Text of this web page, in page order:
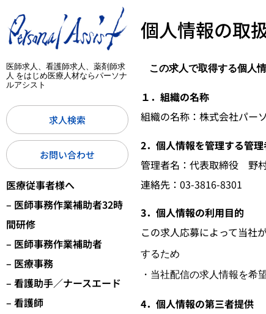
医師求人、看護師求人、薬剤師求
人 をはじめ医療人材ならパーソナ
ルアシスト
求人検索
お問い合わせ
医療従事者様へ
– 医師事務作業補助者32時
間研修
– 医師事務作業補助者
– 医療事務
– 看護助手／ナースエード
– 看護師
個人情報の取
この求人で取得する個人
１．組織の名称
組織の名称：株式会社パー
2．個人情報を管理する管
管理者名：代表取締役 野
連絡先：03-3816-8301
3．個人情報の利用目的
この求人応募によって当社
するため
・当社配信の求人情報を希
4．個人情報の第三者提供